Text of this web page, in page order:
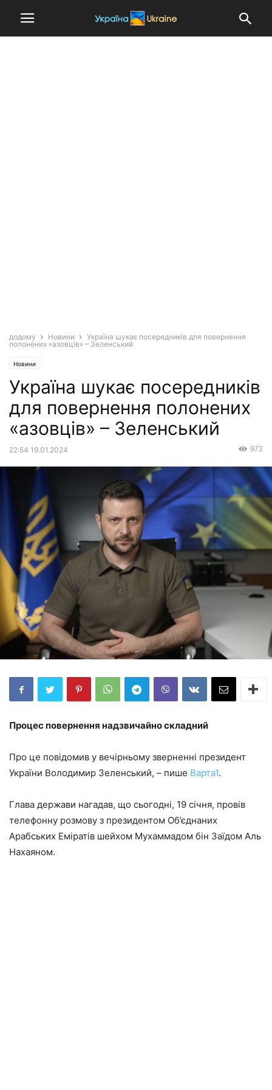
додому Новини
Україна шукає посередників для повернення
полонених «азовців» – Зеленський
Новини
Україна шукає посередників
для повернення полонених
«азовців» – Зеленський
22:54 19.01.2024 972
Процес повернення надзвичайно складний
Про це повідомив у вечірньому зверненні президент
України Володимир Зеленський, – пише Варта1.
Глава держави нагадав, що сьогодні, 19 січня, провів
телефонну розмову з президентом Об’єднаних
Арабських Еміратів шейхом Мухаммадом бін Заїдом Аль
Нахаяном.